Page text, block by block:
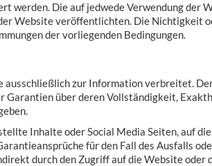
werden. Die auf jedwede Verwendung der
Website veröffentlichten. Die Nichtigkeit
der vorliegenden Bedingungen.
zur Information verbreitet.
über deren Vollständigkeit,
Inhalte oder Social Media Seiten, auf
für den Fall des Ausfalls
durch den Zugriff auf die Website oder